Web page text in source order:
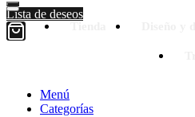
Lista de deseos
Menú
Categorías